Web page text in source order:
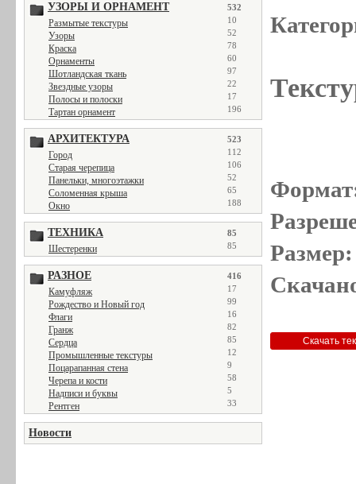
УЗОРЫ И ОРНАМЕНТ 532
Размытые текстуры 10
Узоры 52
Краска 78
Орнаменты 60
Шотландская ткань 97
Звездные узоры 22
Полосы и полоски 17
Тартан орнамент 196
АРХИТЕКТУРА 523
Город 112
Старая черепица 106
Панельки, многоэтажки 52
Соломенная крыша 65
Окно 188
ТЕХНИКА 85
Шестеренки 85
РАЗНОЕ 416
Камуфляж 17
Рождество и Новый год 99
Флаги 16
Гранж 82
Сердца 85
Промышленные текстуры 12
Поцарапанная стена 9
Черепа и кости 58
Надписи и буквы 5
Рентген 33
Новости